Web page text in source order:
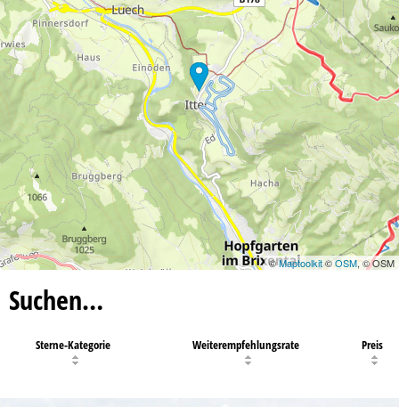
©Maptoolkit©OSM, © OSM
Suchen…
Sterne-Kategorie Weiterempfehlungsrate Preis